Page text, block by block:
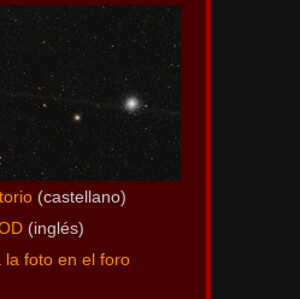
(castellano)
(inglés)
la foto en el foro